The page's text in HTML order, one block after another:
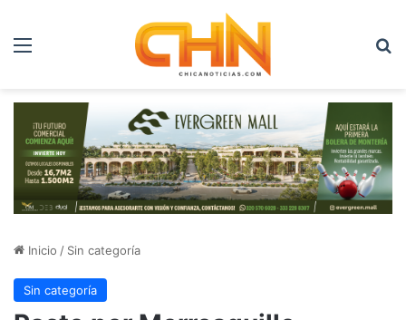
Menú
Inicio / Sin categoría
Sin categoría